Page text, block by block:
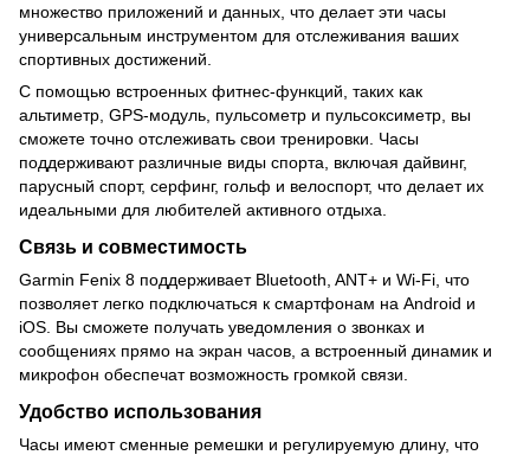
множество приложений и данных, что делает эти часы
универсальным инструментом для отслеживания ваших
спортивных достижений.
С помощью встроенных фитнес-функций, таких как
альтиметр, GPS-модуль, пульсометр и пульсоксиметр, вы
сможете точно отслеживать свои тренировки. Часы
поддерживают различные виды спорта, включая дайвинг,
парусный спорт, серфинг, гольф и велоспорт, что делает их
идеальными для любителей активного отдыха.
Связь и совместимость
Garmin Fenix 8 поддерживает Bluetooth, ANT+ и Wi-Fi, что
позволяет легко подключаться к смартфонам на Android и
iOS. Вы сможете получать уведомления о звонках и
сообщениях прямо на экран часов, а встроенный динамик и
микрофон обеспечат возможность громкой связи.
Удобство использования
Часы имеют сменные ремешки и регулируемую длину, что